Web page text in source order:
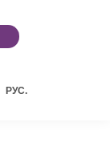
РУС.